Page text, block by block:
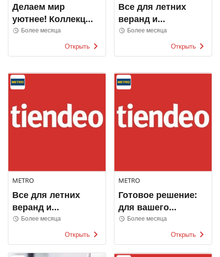
Делаем мир
уютнее! Коллекция
2022Более месяца
Открыть
Все для летних
веранд и
ресторанов
Более месяца
Открыть
METRO
Все для летних
веранд и
ресторанов
Более месяца
Открыть
METRO
Готовое решение:
для вашего
фастфуд-меню
Более месяца
Открыть